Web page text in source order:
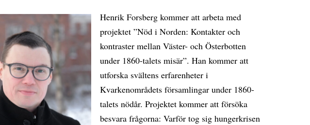
Henrik Forsberg kommer att arbeta med
projektet ”Nöd i Norden: Kontakter och
kontraster mellan Väster- och Österbotten
under 1860-talets misär”. Han kommer att
utforska svältens erfarenheter i
Kvarkenområdets församlingar under 1860-
talets nödår. Projektet kommer att försöka
besvara frågorna: Varför tog sig hungerkrisen